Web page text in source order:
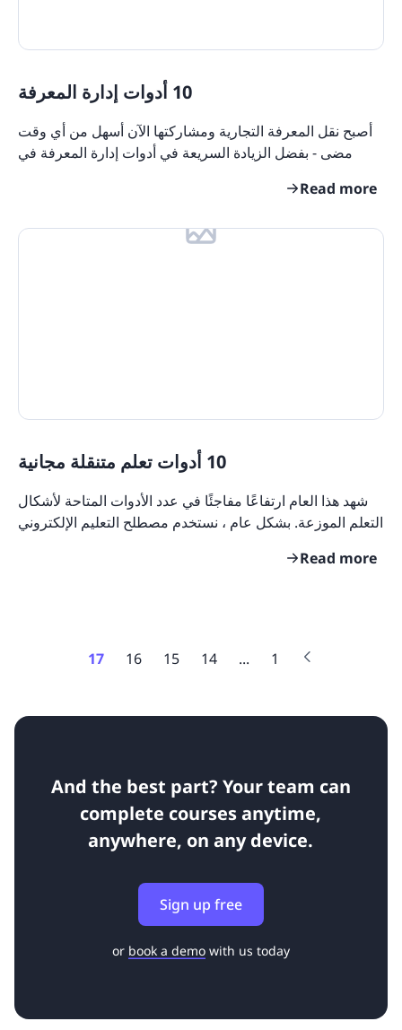
10 أدوات إدارة المعرفة
أصبح نقل المعرفة التجارية ومشاركتها الآن أسهل من أي وقت
مضى - بفضل الزيادة السريعة في أدوات إدارة المعرفة في
Read more
10 أدوات تعلم متنقلة مجانية
شهد هذا العام ارتفاعًا مفاجئًا في عدد الأدوات المتاحة لأشكال
التعلم الموزعة. بشكل عام ، نستخدم مصطلح التعليم الإلكتروني
Read more
1
...
14
15
16
17
And the best part? Your team can
complete courses anytime,
anywhere, on any device.
Sign up free
or book a demo with us today